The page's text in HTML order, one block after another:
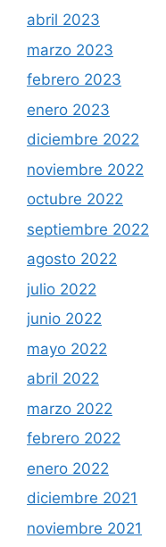
abril 2023
marzo 2023
febrero 2023
enero 2023
diciembre 2022
noviembre 2022
octubre 2022
septiembre 2022
agosto 2022
julio 2022
junio 2022
mayo 2022
abril 2022
marzo 2022
febrero 2022
enero 2022
diciembre 2021
noviembre 2021